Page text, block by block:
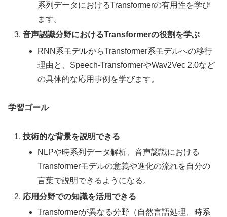
系列データにおけるTransformerの有用性を学び
ます。
音声認識分野におけるTransformerの役割を学ぶ
RNN系モデルからTransformer系モデルへの移行
理由と、Speech-TransformerやWav2Vec 2.0など
の具体的な応用事例を学びます。
学習ゴール
技術的な背景を説明できる
NLPや時系列データ解析、音声認識における
Transformerモデルの意義や進化の流れを自分の
言葉で説明できるようになる。
応用分野での知識を活用できる
Transformerが異なる分野（自然言語処理、時系